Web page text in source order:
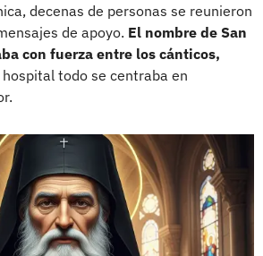
decenas de personas se reunieron
de apoyo. El nombre de San
con fuerza entre los cánticos,
todo se centraba en